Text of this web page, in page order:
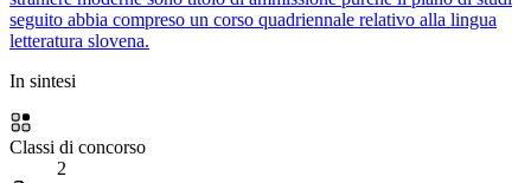
seguito abbia compreso un corso quadriennale relativo alla lingua
letteratura slovena.
In sintesi
Classi di concorso
2